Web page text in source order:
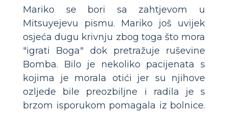
Mariko se bori sa zahtjevom u
Mitsuyejevu pismu. Mariko još uvijek
osjeća dugu krivnju zbog toga što mora
"igrati Boga" dok pretražuje ruševine
Bomba. Bilo je nekoliko pacijenata s
kojima je morala otići jer su njihove
ozljede bile preozbiljne i radila je s
brzom isporukom pomagala iz bolnice.